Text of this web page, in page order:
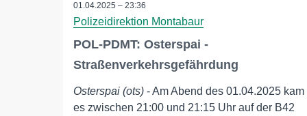
01.04.2025 – 23:36
Polizeidirektion Montabaur
POL-PDMT: Osterspai -
Straßenverkehrsgefährdung
Osterspai (ots) - Am Abend des 01.04.2025 kam
es zwischen 21:00 und 21:15 Uhr auf der B42